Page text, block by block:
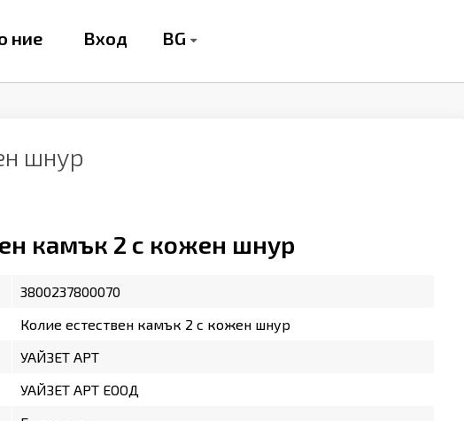
ние Вход BG
шнур
камък 2 с кожен шнур
3800237800070
Колие естествен камък 2 с кожен шнур
УАЙЗЕТ АРТ
УАЙЗЕТ АРТ ЕООД